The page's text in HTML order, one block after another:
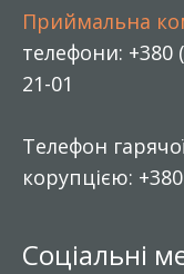
Приймальна
телефони: +380
21-01
Телефон
корупцією:
Соціальні